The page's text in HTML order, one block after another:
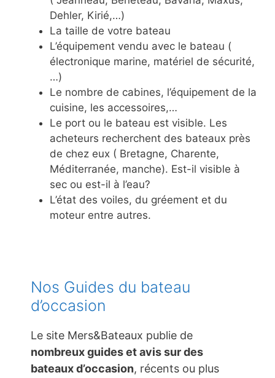
Dehler, Kirié,…)
La taille de votre bateau
L’équipement vendu avec le bateau (
électronique marine, matériel de sécurité,
…)
Le nombre de cabines, l’équipement de la
cuisine, les accessoires,…
Le port ou le bateau est visible. Les
acheteurs recherchent des bateaux près
de chez eux ( Bretagne, Charente,
Méditerranée, manche). Est-il visible à
sec ou est-il à l’eau?
L’état des voiles, du gréement et du
moteur entre autres.
Nos Guides du bateau
d’occasion
Le site Mers&Bateaux publie de
nombreux guides et avis sur des
bateaux d’occasion, récents ou plus